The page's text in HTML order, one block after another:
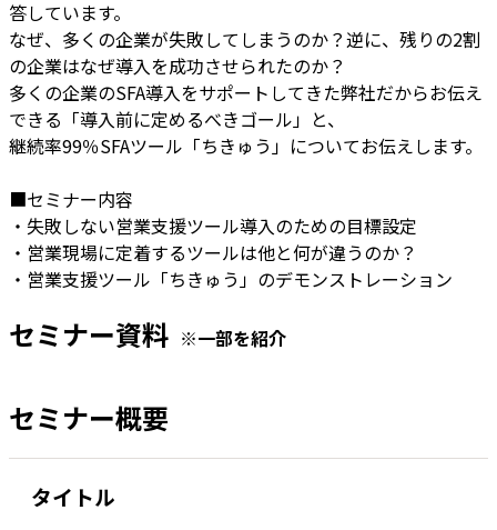
答しています。
なぜ、多くの企業が失敗してしまうのか？逆に、残りの2割
の企業はなぜ導入を成功させられたのか？
多くの企業のSFA導入をサポートしてきた弊社だからお伝え
できる「導入前に定めるべきゴール」と、
継続率99％SFAツール「ちきゅう」についてお伝えします。
■セミナー内容
・失敗しない営業支援ツール導入のための目標設定
・営業現場に定着するツールは他と何が違うのか？
・営業支援ツール「ちきゅう」のデモンストレーション
セミナー資料 ※一部を紹介
セミナー概要
タイトル